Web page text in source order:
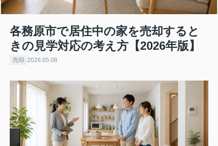
各務原市で居住中の家を売却すると
きの見学対応の考え方【2026年版】
売却 2026.05.08